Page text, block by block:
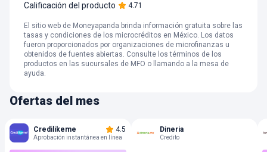
Calificación del producto
4.71
El sitio web de Moneyapanda brinda información gratuita sobre las
tasas y condiciones de los microcréditos en México. Los datos
fueron proporcionados por organizaciones de microfinanzas u
obtenidos de fuentes abiertas. Consulte los términos de los
productos en las sucursales de MFO o llamando a la mesa de
ayuda.
Ofertas del mes
Credilikeme 4.5
Aprobación instantánea en línea
Dineria
Credito